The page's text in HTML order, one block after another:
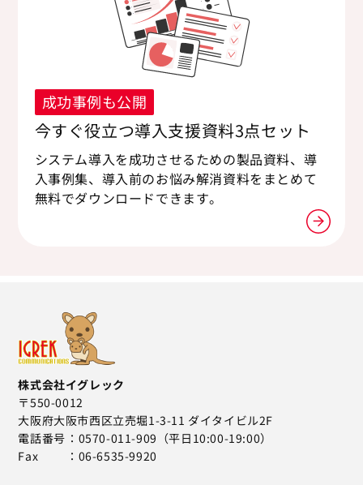
成功事例も公開
今すぐ役立つ導入支援資料3点セット
システム導入を成功させるための製品資料、導
入事例集、導入前のお悩み解消資料をまとめて
無料でダウンロードできます。
株式会社イグレック
〒550-0012
大阪府大阪市西区立売堀1-3-11 ダイタイビル2F
電話番号
0570-011-909（平日10:00-19:00）
Fax
06-6535-9920